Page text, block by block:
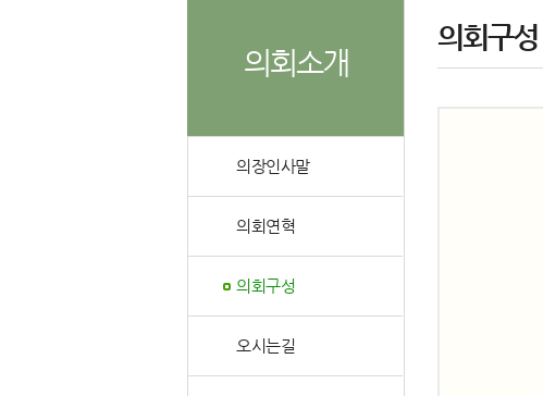
의회소개
의장인사말
의회연혁
의회구성
오시는길
의회구성